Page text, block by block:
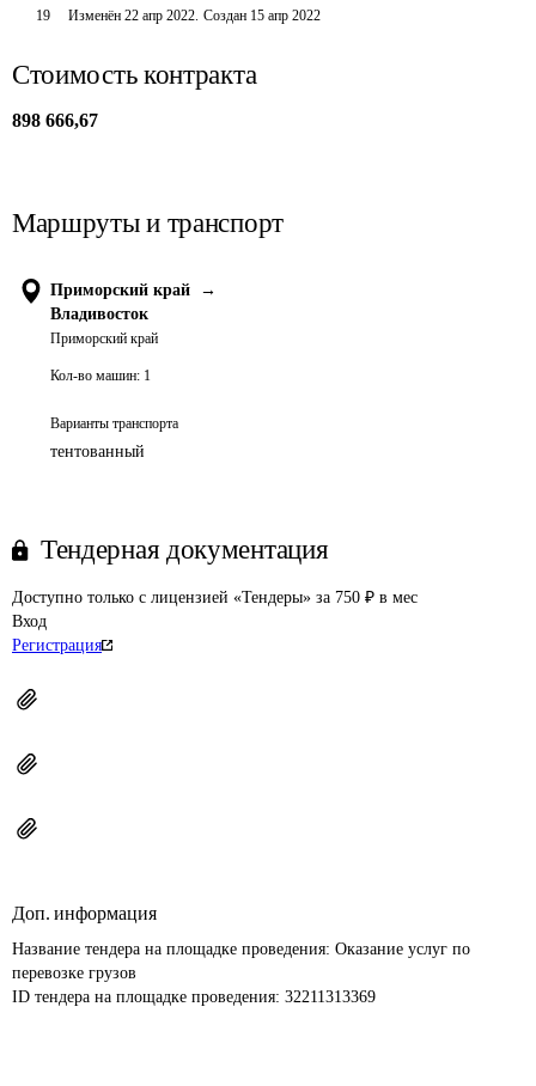
19 Изменён22 апр 2022. Создан 15 апр 2022
Стоимость контракта
898 666,67
Маршруты и транспорт
Приморский край
→
Владивосток
Приморский край
Кол-во машин: 1
Варианты транспорта
тентованный
Тендерная документация
Доступно только с лицензией «Тендеры» за 750 ₽ в мес
Вход
Регистрация
Доп. информация
Название тендера на площадке проведения: Оказание услуг по
перевозке грузов
ID тендера на площадке проведения: 32211313369